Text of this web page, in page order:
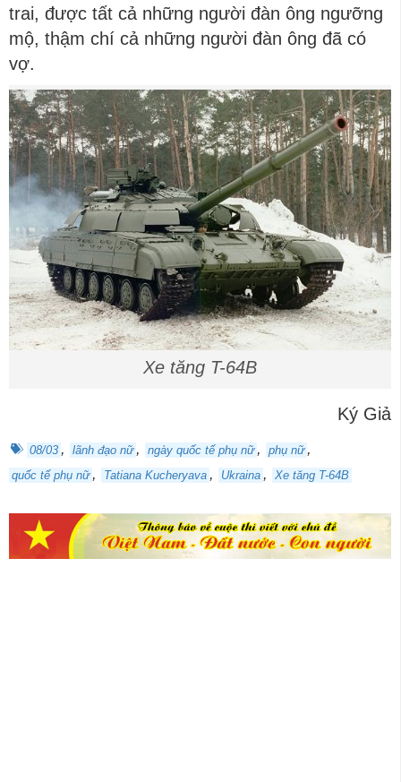
trai, được tất cả những người đàn ông ngưỡng
mộ, thậm chí cả những người đàn ông đã có
vợ.
Xe tăng T-64B
Ký Giả
08/03 , lãnh đạo nữ , ngày quốc tế phụ nữ , phụ nữ ,
quốc tế phụ nữ , Tatiana Kucheryava , Ukraina , Xe tăng T-64B